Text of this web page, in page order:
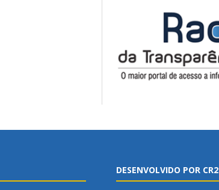
DESENVOLVIDO POR CR2